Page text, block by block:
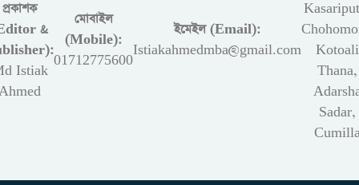
প্রকাশক
&
Istiak
মোবাইল
(Mobile):
01712775600
ইমেইল (Email):
Istiakahmedmba@gmail.com
Kotoali
Thana,
Sadar,